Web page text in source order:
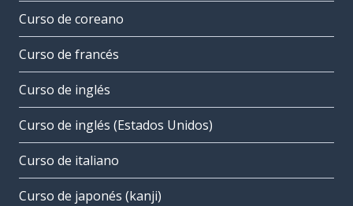
Curso de coreano
Curso de francés
Curso de inglés
Curso de inglés (Estados Unidos)
Curso de italiano
Curso de japonés (kanji)